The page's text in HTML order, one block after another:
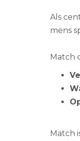
Als
mens
Match
Match